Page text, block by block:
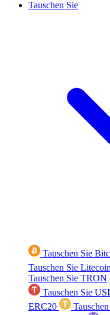
Tauschen Sie
Tauschen Sie
Tauschen Sie Litecoin
Tauschen Sie TRON
Tauschen Sie
ERC20